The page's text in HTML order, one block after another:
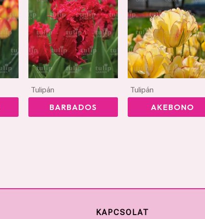
Tulipán
BARBADOS
Tulipán
AKEBONO
KAPCSOLAT